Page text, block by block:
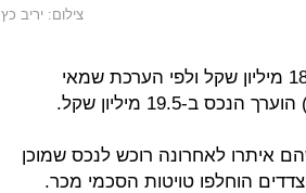
צילום: יריב כץ
לפי הנטען, החוב לבנק מרכנתיל עומד על 18.5 מיליון שקל ולפי הערכת שמאי
איתרו לאחרונה רוכש לנכס שמוכן
בין הצדדים הוחלפו טויטות הסכמי מכר.